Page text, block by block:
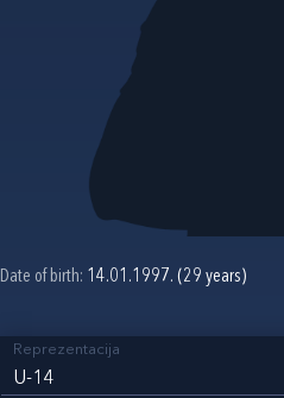
Date of birth: 14.01.1997. (29 years)
Reprezentacija
U-14